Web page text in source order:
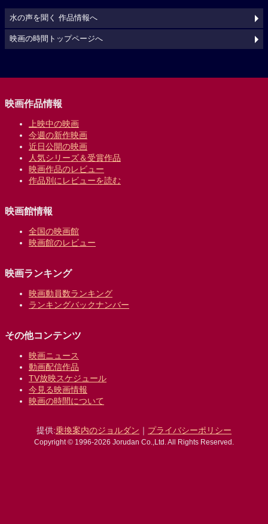
水の声を聞く 作品情報へ
映画の時間トップページへ
映画作品情報
上映中の映画
今週の新作映画
近日公開の映画
人気シリーズ＆受賞作品
映画作品のレビュー
作品別にレビューを読む
映画館情報
全国の映画館
映画館のレビュー
映画ランキング
映画動員数ランキング
ランキングバックナンバー
その他コンテンツ
映画ニュース
動画配信作品
TV放映スケジュール
今見る映画情報
映画の時間について
提供:乗換案内のジョルダン ｜ プライバシーポリシー
Copyright © 1996-2026 Jorudan Co.,Ltd. All Rights Reserved.